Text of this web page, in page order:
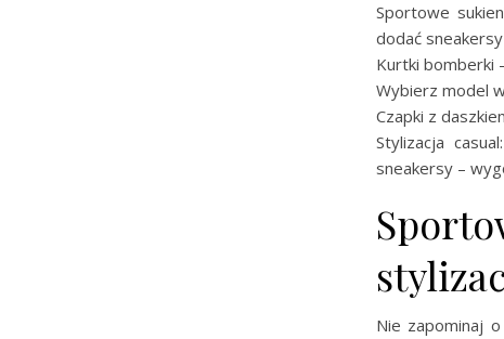
Sportowe
dodać
Kurtki bomberki
Wybierz model
Czapki z
Stylizacja
sneakersy –
Nie zapominaj